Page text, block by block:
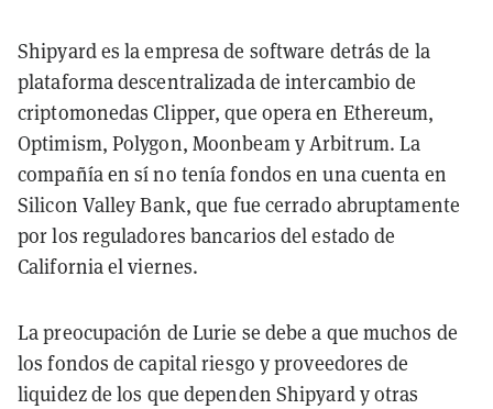
Shipyard es la empresa de software detrás de la
plataforma descentralizada de intercambio de
criptomonedas Clipper, que opera en Ethereum,
Optimism, Polygon, Moonbeam y Arbitrum. La
compañía en sí no tenía fondos en una cuenta en
Silicon Valley Bank, que fue cerrado abruptamente
por los reguladores bancarios del estado de
California el viernes.
La preocupación de Lurie se debe a que muchos de
los fondos de capital riesgo y proveedores de
liquidez de los que dependen Shipyard y otras